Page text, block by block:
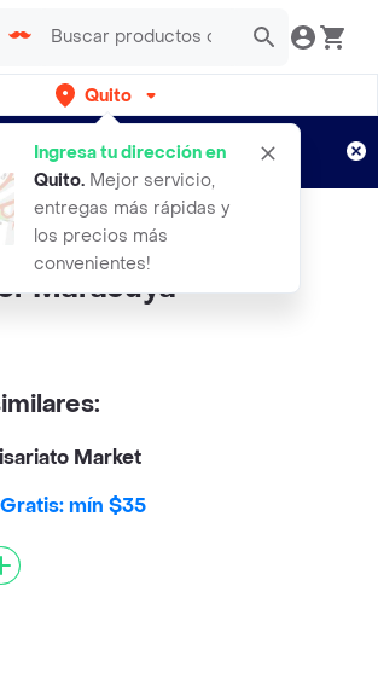
Quito
Ingresa tu dirección en
Quito. Mejor servicio,
entregas más rápidas y
los precios más
convenientes!
gratis por semanas
Aplican TyC
Nestle Bebida De
Maracuya
Market
mín $35